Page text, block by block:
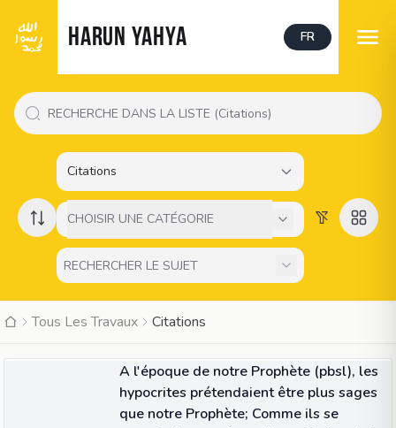
HARUN YAHYA FR
Citations
CHOISIR UNE CATÉGORIE
Tous Les Travaux Citations
A l'époque de notre Prophète (pbsl), les
hypocrites prétendaient être plus sages
que notre Prophète; Comme ils se